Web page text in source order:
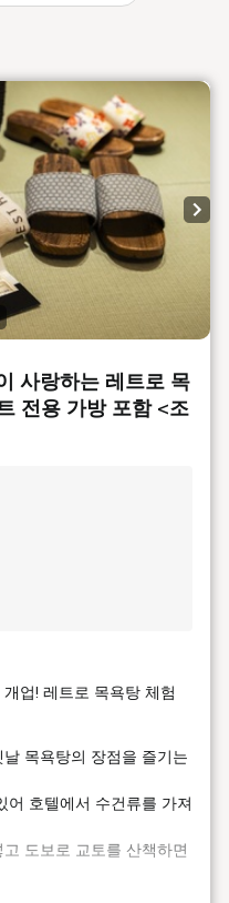
사랑하는 레트로 목
전용 가방 포함 <조
업! 레트로 목욕탕 체험
목욕탕의 장점을 즐기는
어 호텔에서 수건류를 가져
도보로 교토를 산책하면